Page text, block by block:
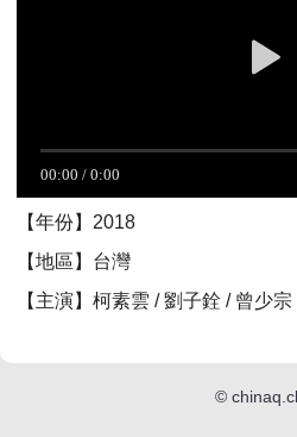
【年份】2018
【地區】台灣
【主演】柯素雲 / 劉子銓 / 曾少宗
©